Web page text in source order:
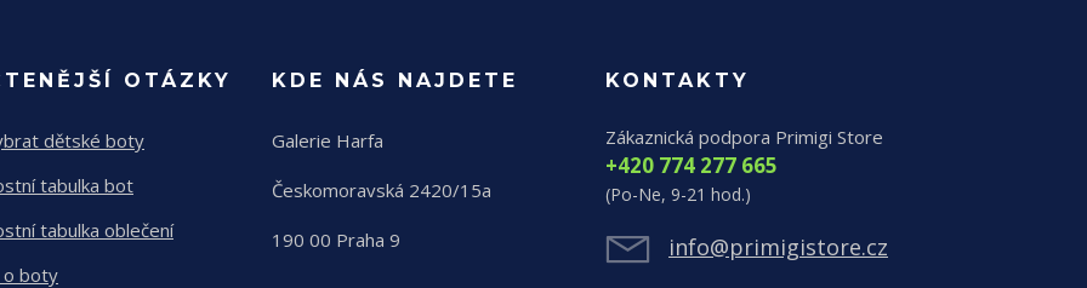
OTÁZKY
dětské boty
tabulka bot
tabulka oblečení
o boty
KDE NÁS NAJDETE
Galerie Harfa
Českomoravská 2420/15a
190 00 Praha 9
KONTAKTY
Zákaznická podpora Primigi Store
+420 774 277 665
(Po-Ne, 9-21 hod.)
info@primigistore.cz